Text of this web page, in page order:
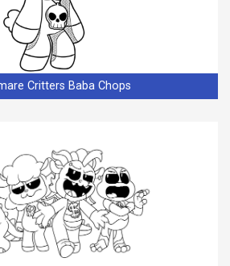
Critters Baba Chops